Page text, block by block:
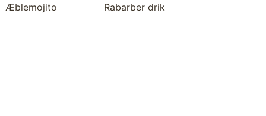
Æblemojito Rabarber drik